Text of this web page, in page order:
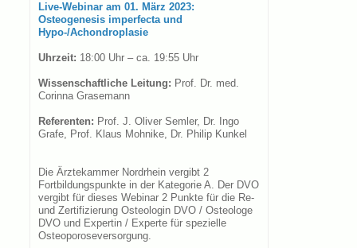
Live-Webinar am 01. März 2023:
Osteogenesis imperfecta und
Hypo-/Achondroplasie
Uhrzeit: 18:00 Uhr – ca. 19:55 Uhr
Wissenschaftliche Leitung: Prof. Dr. med.
Corinna Grasemann
Referenten: Prof. J. Oliver Semler, Dr. Ingo
Grafe, Prof. Klaus Mohnike, Dr. Philip Kunkel
Die Ärztekammer Nordrhein vergibt 2
Fortbildungspunkte in der Kategorie A. Der DVO
vergibt für dieses Webinar 2 Punkte für die Re-
und Zertifizierung Osteologin DVO / Osteologe
DVO und Expertin / Experte für spezielle
Osteoporoseversorgung.